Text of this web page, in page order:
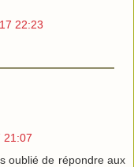
22:23
21:07
oublié de répondre aux